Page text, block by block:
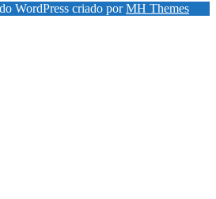
WordPress criado porMH Themes